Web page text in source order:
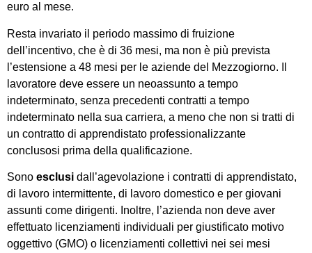
euro al mese.
Resta invariato il periodo massimo di fruizione
dell’incentivo, che è di 36 mesi, ma non è più prevista
l’estensione a 48 mesi per le aziende del Mezzogiorno. Il
lavoratore deve essere un neoassunto a tempo
indeterminato, senza precedenti contratti a tempo
indeterminato nella sua carriera, a meno che non si tratti di
un contratto di apprendistato professionalizzante
conclusosi prima della qualificazione.
Sono esclusi dall’agevolazione i contratti di apprendistato,
di lavoro intermittente, di lavoro domestico e per giovani
assunti come dirigenti. Inoltre, l’azienda non deve aver
effettuato licenziamenti individuali per giustificato motivo
oggettivo (GMO) o licenziamenti collettivi nei sei mesi